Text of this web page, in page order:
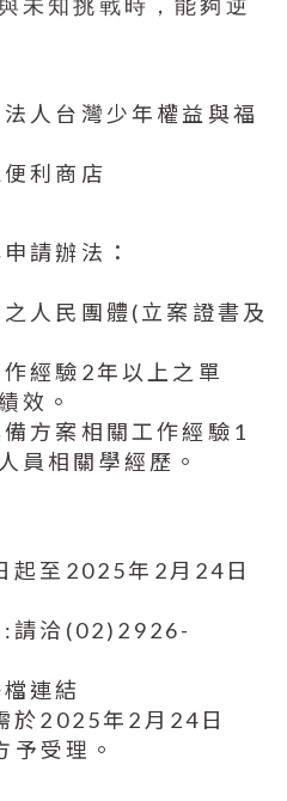
未知挑戰時，能夠逆
人台灣少年權益與福
利商店
請辦法：
之人民團體(立案證書及
作經驗2年以上之單
效。
備方案相關工作經驗1
員相關學經歷。
起至2025年2月24日
:請洽(02)2926-
連結
於2025年2月24日
受理。